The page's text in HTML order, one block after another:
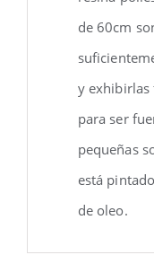
de 60cm
y exhibirlas
para ser
pequeñas
está
de oleo.